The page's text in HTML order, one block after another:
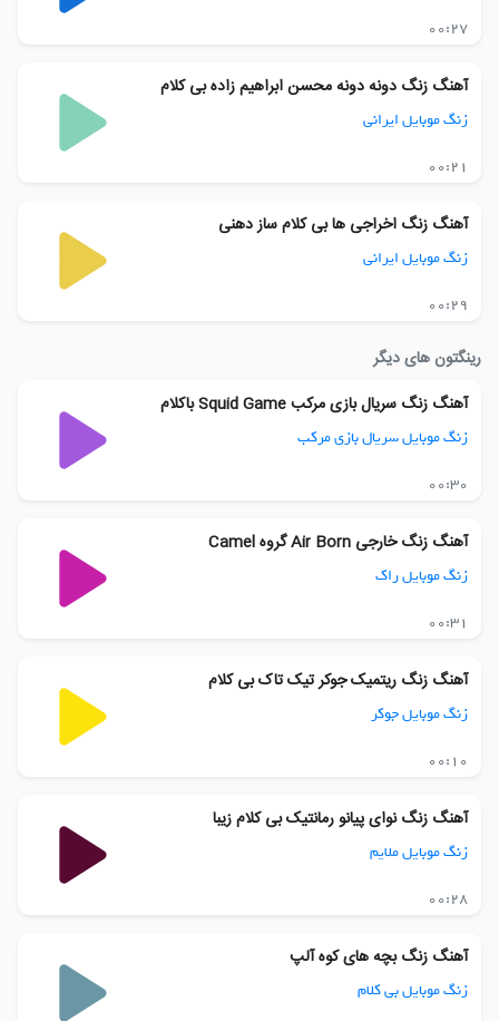
00:27
آهنگ زنگ دونه دونه محسن ابراهیم زاده بی کلام
زنگ موبایل ایرانی
00:21
آهنگ زنگ اخراجی ها بی کلام ساز دهنی
زنگ موبایل ایرانی
00:29
رینگتون های دیگر
آهنگ زنگ سریال بازی مرکب Squid Game باکلام
زنگ موبایل سریال بازی مرکب
00:30
آهنگ زنگ خارجی Air Born گروه Camel
زنگ موبایل راک
00:31
آهنگ زنگ ریتمیک جوکر تیک تاک بی کلام
زنگ موبایل جوکر
00:10
آهنگ زنگ نوای پیانو رمانتیک بی کلام زیبا
زنگ موبایل ملایم
00:28
آهنگ زنگ بچه های کوه آلپ
زنگ موبایل بی کلام